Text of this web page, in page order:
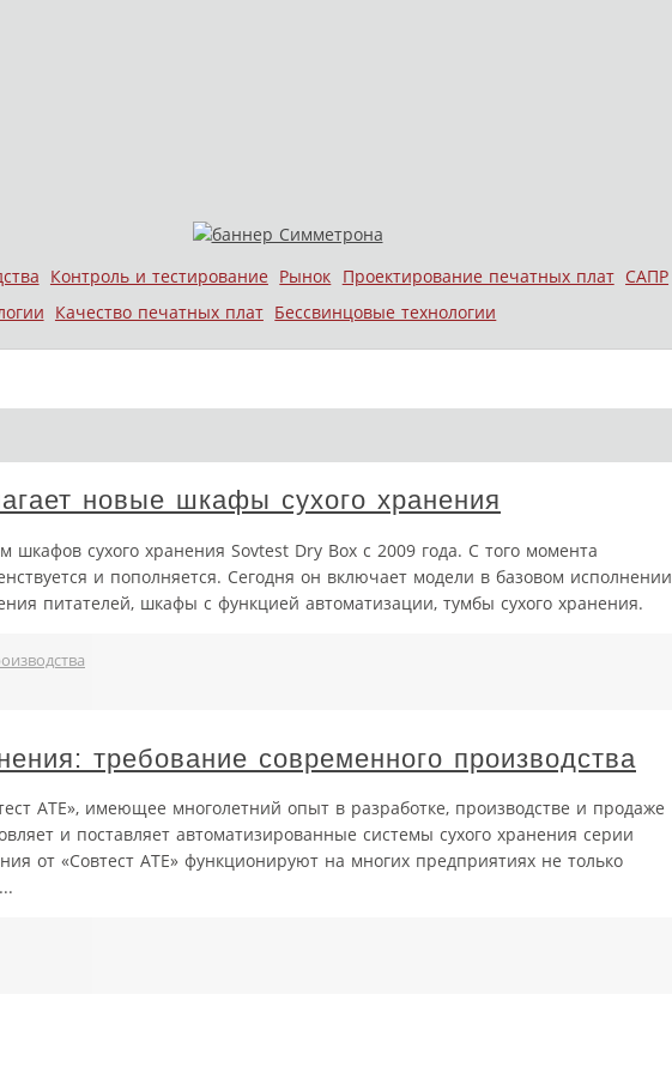
Контроль и тестирование Рынок Проектирование печатных плат САПР
Качество печатных плат Бессвинцовые технологии
новые шкафы сухого хранения
шкафов сухого хранения Sovtest Dry Box с 2009 года. С того момента
и пополняется. Сегодня он включает модели в базовом исполнении
питателей, шкафы с функцией автоматизации, тумбы сухого хранения.
требование современного производства
АТЕ», имеющее многолетний опыт в разработке, производстве и продаже
и поставляет автоматизированные системы сухого хранения серии
от «Совтест АТЕ» функционируют на многих предприятиях не только